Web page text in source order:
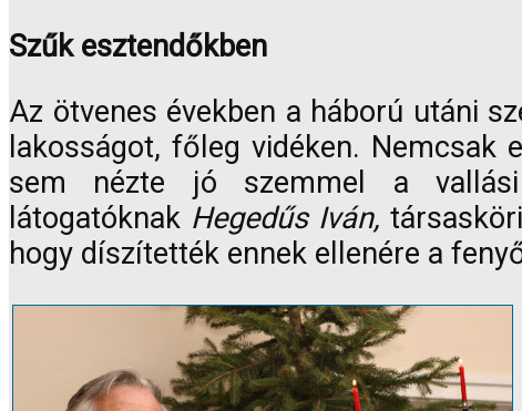
Szűk esztendőkben
Az ötvenes években a háború utáni
lakosságot, főleg vidéken.
sem nézte jó szemmel a
látogatóknak Hegedűs Iván,
hogy díszítették ennek ellenére a